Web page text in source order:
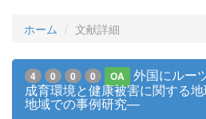
ホーム 文献詳細
4 0 0 0 OA
外国にルー
成育環境と健康被害に関する
地域での事例研究―